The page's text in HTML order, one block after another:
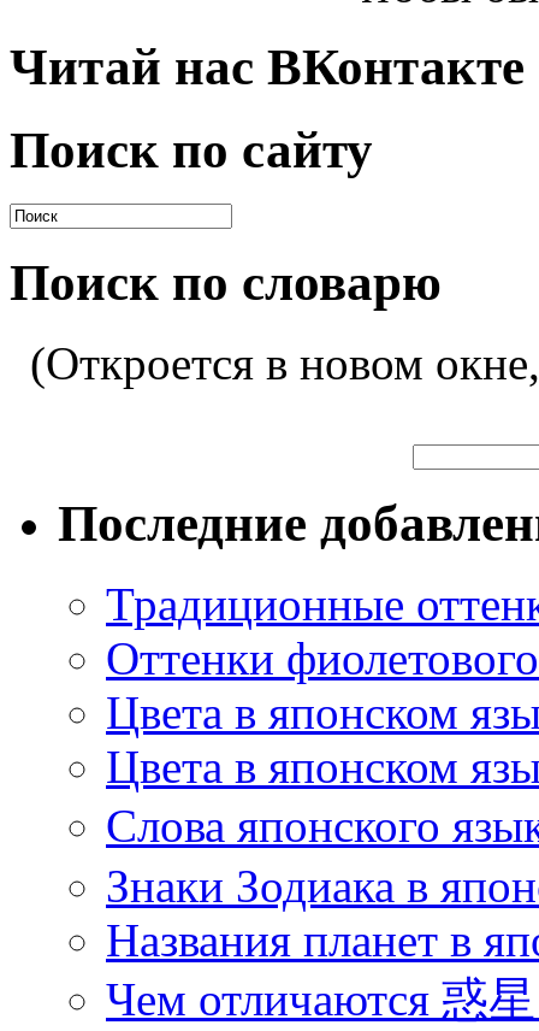
Читай нас ВКонтакте
Поиск по сайту
Поиск по словарю
(Откроется в новом
Последние
Традиционные
Оттенки
Цвета в японском
Цвета в японском
Слова японского
Знаки Зодиака в
Названия планет в
Чем отличаются 惑